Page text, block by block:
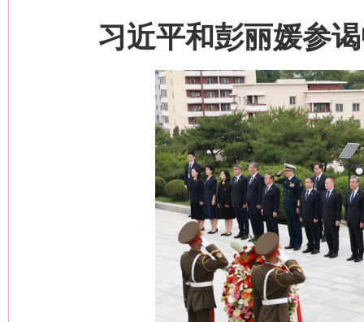
习近平和彭丽媛参谒